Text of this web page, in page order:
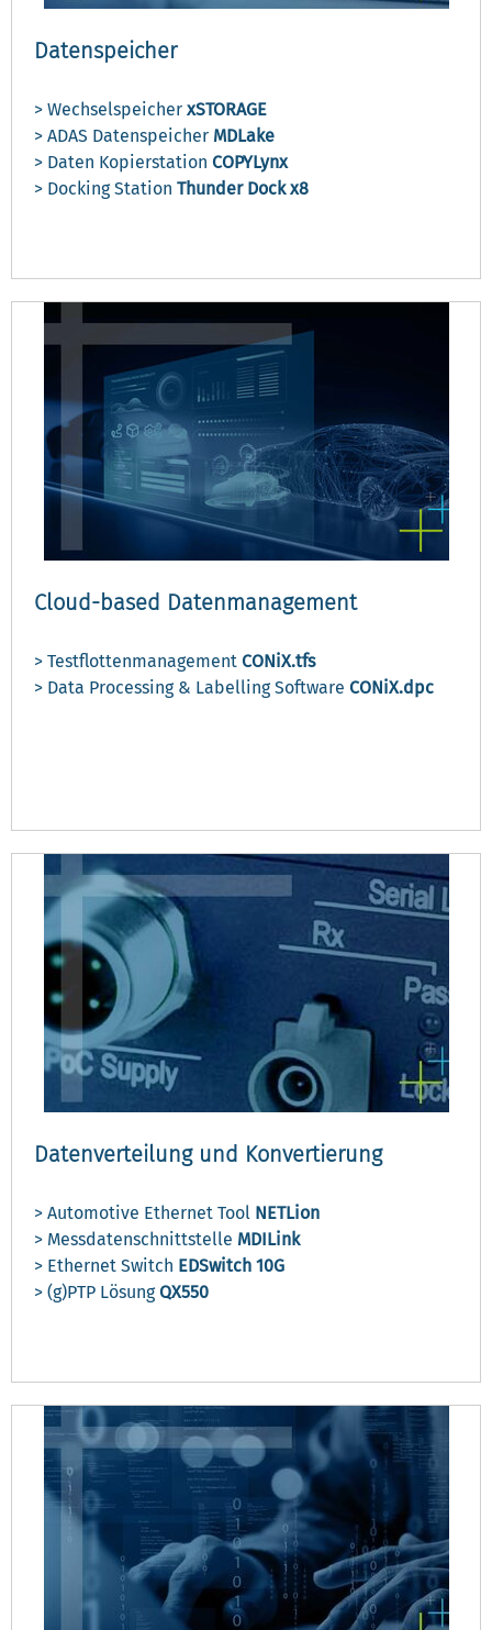
Datenspeicher
> Wechselspeicher xSTORAGE
> ADAS Datenspeicher MDLake
> Daten Kopierstation COPYLynx
> Docking Station Thunder Dock x8
Cloud-based Datenmanagement
> Testflottenmanagement CONiX.tfs
> Data Processing & Labelling Software CONiX.dpc
Datenverteilung und Konvertierung
> Automotive Ethernet Tool NETLion
> Messdatenschnittstelle MDILink
> Ethernet Switch EDSwitch 10G
> (g)PTP Lösung QX550